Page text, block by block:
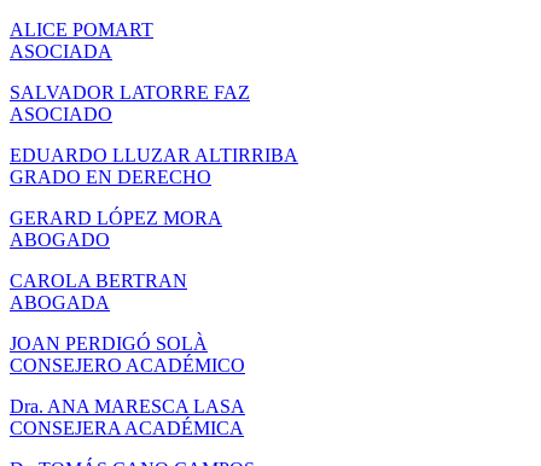
ALICE POMART
ASOCIADA
SALVADOR LATORRE FAZ
ASOCIADO
EDUARDO LLUZAR ALTIRRIBA
GRADO EN DERECHO
GERARD LÓPEZ MORA
ABOGADO
CAROLA BERTRAN
ABOGADA
JOAN PERDIGÓ SOLÀ
CONSEJERO ACADÉMICO
Dra. ANA MARESCA LASA
CONSEJERA ACADÉMICA